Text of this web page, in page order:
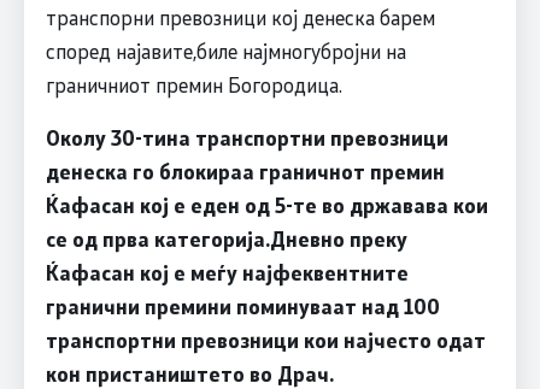
транспорни превозници кој денеска барем
според најавите,биле најмногубројни на
граничниот премин Богородица.
Околу 30-тина транспортни превозници
денеска го блокираа граничнот премин
Ќафасан кој е еден од 5-те во државава кои
се од прва категорија.Дневно преку
Ќафасан кој е меѓу најфеквентните
гранични премини поминуваат над 100
транспортни превозници кои најчесто одат
кон пристаништето во Драч.